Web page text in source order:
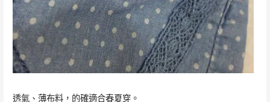
透氣、薄布料，的確適合春夏穿。